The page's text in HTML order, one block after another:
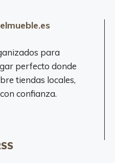
para
perfecto donde
tiendas locales,
confianza.